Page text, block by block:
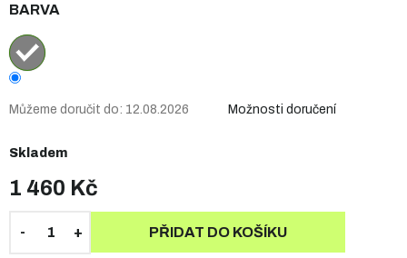
1 460 Kč
Skladem
BARVA
Můžeme doručit do: 12.08.2026 Možnosti doručení
PŘIDAT DO KOŠÍKU